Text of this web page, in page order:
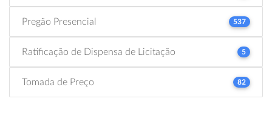
Pregão Presencial 537
Ratificação de Dispensa de Licitação 5
Tomada de Preço 82